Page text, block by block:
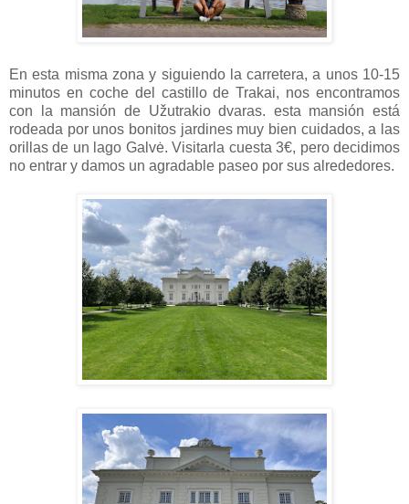
En esta misma zona y siguiendo la carretera, a unos 10-15
minutos en coche del castillo de Trakai, nos encontramos
con la mansión de Užutrakio dvaras. esta mansión está
rodeada por unos bonitos jardines muy bien cuidados, a las
orillas de un lago Galvė. Visitarla cuesta 3€, pero decidimos
no entrar y damos un agradable paseo por sus alrededores.